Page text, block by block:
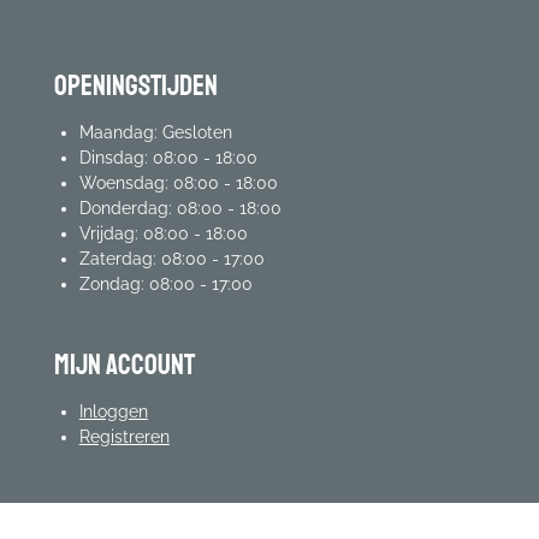
Openingstijden
Maandag: Gesloten
Dinsdag: 08:00 - 18:00
Woensdag: 08:00 - 18:00
Donderdag: 08:00 - 18:00
Vrijdag: 08:00 - 18:00
Zaterdag: 08:00 - 17:00
Zondag: 08:00 - 17:00
mijn account
Inloggen
Registreren